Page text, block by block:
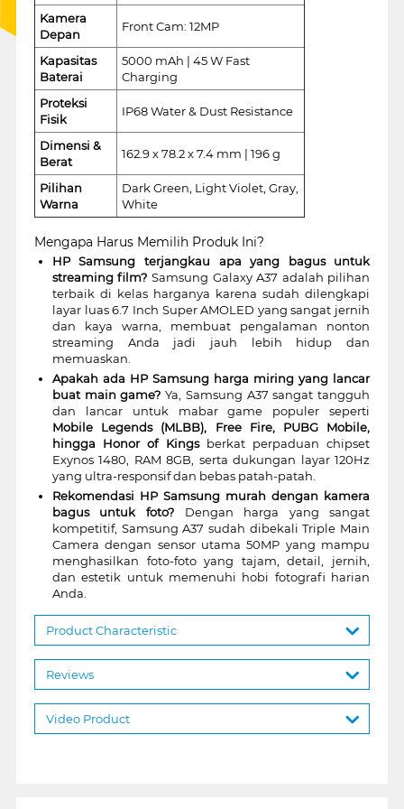
Kamera
Depan
Front Cam: 12MP
Kapasitas
Baterai
5000 mAh | 45 W Fast
Charging
Proteksi
Fisik
IP68 Water & Dust Resistance
Dimensi &
Berat
162.9 x 78.2 x 7.4 mm | 196 g
Pilihan
Warna
Dark Green, Light Violet, Gray,
White
Mengapa Harus Memilih Produk Ini?
HP Samsung terjangkau apa yang bagus untuk
streaming film? Samsung Galaxy A37 adalah pilihan
terbaik di kelas harganya karena sudah dilengkapi
layar luas 6.7 Inch Super AMOLED yang sangat jernih
dan kaya warna, membuat pengalaman nonton
streaming Anda jadi jauh lebih hidup dan
memuaskan.
Apakah ada HP Samsung harga miring yang lancar
buat main game? Ya, Samsung A37 sangat tangguh
dan lancar untuk mabar game populer seperti
Mobile Legends (MLBB), Free Fire, PUBG Mobile,
hingga Honor of Kingsberkat perpaduan chipset
Exynos 1480, RAM 8GB, serta dukungan layar 120Hz
yang ultra-responsif dan bebas patah-patah.
Rekomendasi HP Samsung murah dengan kamera
bagus untuk foto?Dengan harga yang sangat
kompetitif, Samsung A37 sudah dibekali Triple Main
Camera dengan sensor utama 50MP yang mampu
menghasilkan foto-foto yang tajam, detail, jernih,
dan estetik untuk memenuhi hobi fotografi harian
Anda.
Product Characteristic
Reviews
Video Product